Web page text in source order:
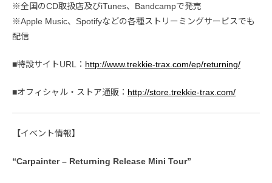
※全国のCD取扱店及びiTunes、Bandcampで発売
※Apple Music、Spotifyなどの各種ストリーミングサービスでも
配信
■特設サイトURL： http://www.trekkie-trax.com/ep/returning/
■オフィシャル・ストア通販： http://store.trekkie-trax.com/
【イベント情報】
“Carpainter – Returning Release Mini Tour”